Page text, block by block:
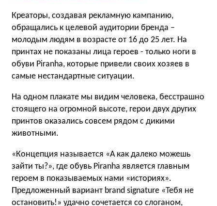
Креаторы, создавая рекламную кампанию,
обращались к целевой аудитории бренда –
молодым людям в возрасте от 16 до 25 лет. На
принтах не показаны лица героев - только ноги в
обуви Piranha, которые привели своих хозяев в
самые нестандартные ситуации.
На одном плакате мы видим человека, бесстрашно
стоящего на огромной высоте, герои двух других
принтов оказались совсем рядом с дикими
животными.
«Концепция называется «А как далеко можешь
зайти ты?», где обувь Piranha является главным
героем в показываемых нами «историях».
Предложенный вариант brand signature «Тебя не
остановить!» удачно сочетается со слоганом,